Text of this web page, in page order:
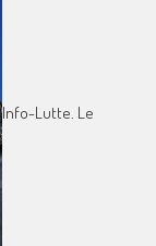
Info-Lutte. Le